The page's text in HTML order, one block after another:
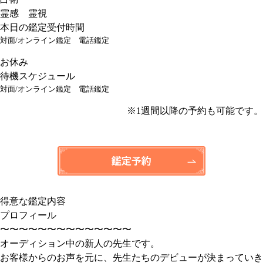
霊感 霊視
本日の鑑定受付時間
対面/オンライン鑑定 電話鑑定
お休み
待機スケジュール
対面/オンライン鑑定 電話鑑定
※1週間以降の予約も可能です。
得意な鑑定内容
プロフィール
〜〜〜〜〜〜〜〜〜〜〜〜〜〜
オーディション中の新人の先生です。
お客様からのお声を元に、先生たちのデビューが決まっていき